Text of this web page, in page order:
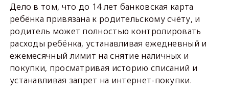
Дело в том, что до 14 лет банковская карта
ребёнка привязана к родительскому счёту, и
родитель может полностью контролировать
расходы ребёнка, устанавливая ежедневный и
ежемесячный лимит на снятие наличных и
покупки, просматривая историю списаний и
устанавливая запрет на интернет-покупки.